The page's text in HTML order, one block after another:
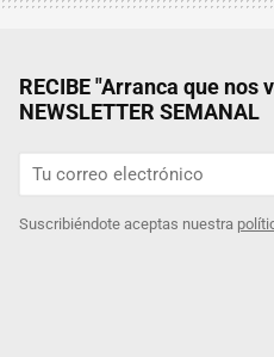
RECIBE "Arranca que nos
NEWSLETTER SEMANAL
Suscribiéndote aceptas nuestra